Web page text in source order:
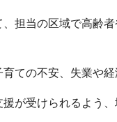
担当の区域で高齢
ての不安、失業や
が受けられるよう、